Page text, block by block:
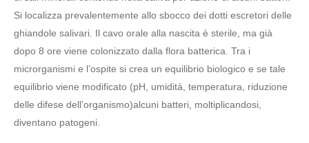
Si localizza prevalentemente allo sbocco dei dotti escretori delle
ghiandole salivari. Il cavo orale alla nascita è sterile, ma già
dopo 8 ore viene colonizzato dalla flora batterica. Tra i
microrganismi e l’ospite si crea un equilibrio biologico e se tale
equilibrio viene modificato (pH, umidità, temperatura, riduzione
delle difese dell’organismo)alcuni batteri, moltiplicandosi,
diventano patogeni.